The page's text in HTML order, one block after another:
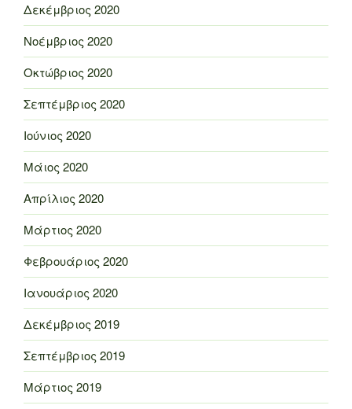
Δεκέμβριος 2020
Νοέμβριος 2020
Οκτώβριος 2020
Σεπτέμβριος 2020
Ιούνιος 2020
Μάιος 2020
Απρίλιος 2020
Μάρτιος 2020
Φεβρουάριος 2020
Ιανουάριος 2020
Δεκέμβριος 2019
Σεπτέμβριος 2019
Μάρτιος 2019